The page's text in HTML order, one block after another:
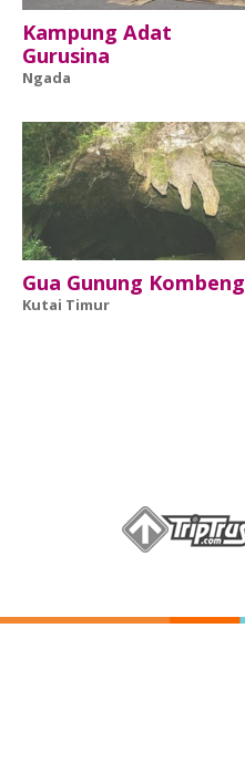
Kampung Adat
Gurusina
Ngada
Gua Gunung Kombeng
Kutai Timur